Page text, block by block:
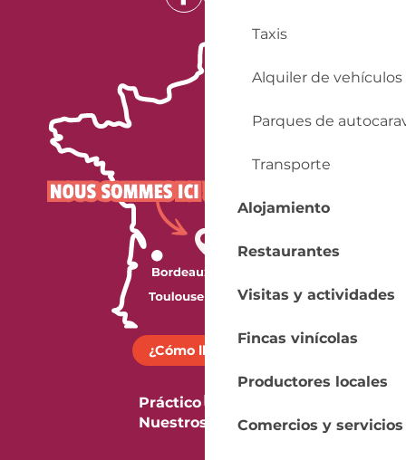
Taxis
Alquiler de vehículos
Parques de
Transporte
Alojamiento
Restaurantes
Visitas y actividades
Fincas vinícolas
Productores locales
Comercios y servicios
¿Cómo llegar?
Práctico
Nuestros folletos